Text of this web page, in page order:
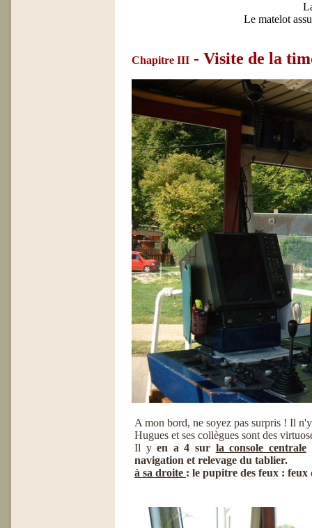
Le matelot
Chapitre III - Visite de la
A mon bord, ne soyez pas surpris ! Il
Hugues et ses collègues sont des
Il yen a 4 sur la console centrale:
navigation et relevage du tablier.
à sa droite : le pupitre des feux : feux